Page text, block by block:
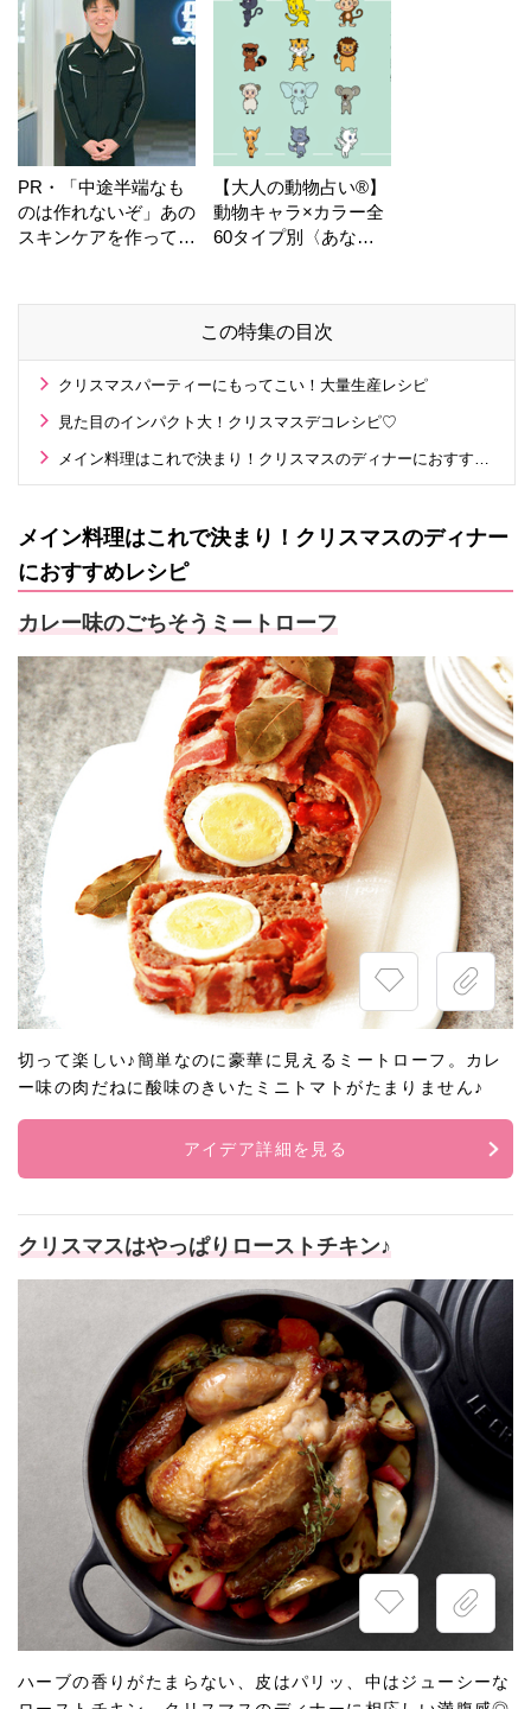
PR・「中途半端なも
のは作れないぞ」あの
スキンケアを作ってい
【大人の動物占い®】
動物キャラ×カラー全
60タイプ別〈あなた
この特集の目次
クリスマスパーティーにもってこい！大量生産レシピ
見た目のインパクト大！クリスマスデコレシピ♡
メイン料理はこれで決まり！クリスマスのディナーにおすすめレシピ
メイン料理はこれで決まり！クリスマスのディナー
におすすめレシピ
カレー味のごちそうミートローフ
切って楽しい♪簡単なのに豪華に見えるミートローフ。カレ
ー味の肉だねに酸味のきいたミニトマトがたまりません♪
アイデア詳細を見る
クリスマスはやっぱりローストチキン♪
ハーブの香りがたまらない、皮はパリッ、中はジューシーな